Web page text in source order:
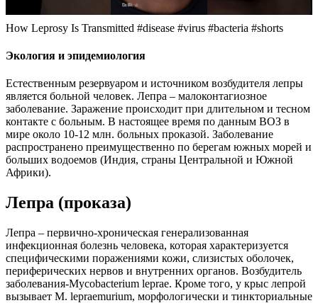
How Leprosy Is Transmitted #disease #virus #bacteria #shorts
Экология и эпидемиология
Естественным резервуаром и источником возбудителя лепры
является больной человек. Лепра – малоконтагиозное
заболевание. Заражение происходит при длительном и тесном
контакте с больным. В настоящее время по данным ВОЗ в
мире около 10-12 млн. больных проказой. Заболевание
распространено преимущественно по берегам южных морей и
больших водоемов (Индия, страны Центральной и Южной
Африки).
Лепра (проказа)
Лепра – первично-хроническая генерализованная
инфекционная болезнь человека, которая характеризуется
специфическими поражениями кожи, слизистых оболочек,
периферических нервов и внутренних органов. Возбудитель
заболевания-Mycobacterium leprae. Кроме того, у крыс лепрой
вызывает М. lepraemurium, морфологически и тинкториальные